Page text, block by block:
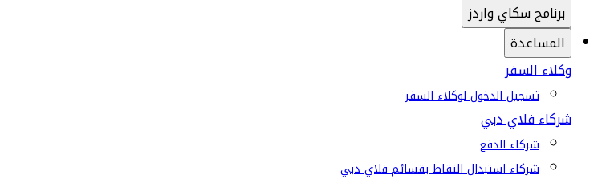
برنامج سكاي واردز
المساعدة
وكلاء السفر
تسجيل الدخول لوكلاء السفر
شركاء فلاي دبي
شركاء الدفع
شركاء استبدال النقاط بقسائم فلاي دبي